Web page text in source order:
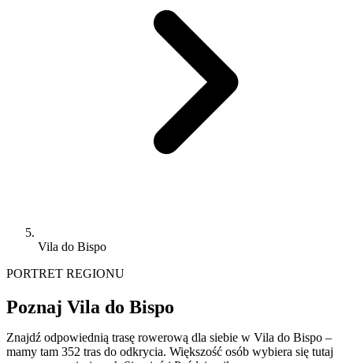
Vila do Bispo
PORTRET REGIONU
Poznaj Vila do Bispo
Znajdź odpowiednią trasę rowerową dla siebie w Vila do Bispo –
mamy tam 352 tras do odkrycia. Większość osób wybiera się tutaj